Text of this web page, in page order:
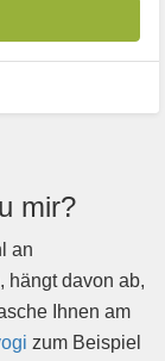
mir?
an
hängt davon ab,
Ihnen am
zum Beispiel